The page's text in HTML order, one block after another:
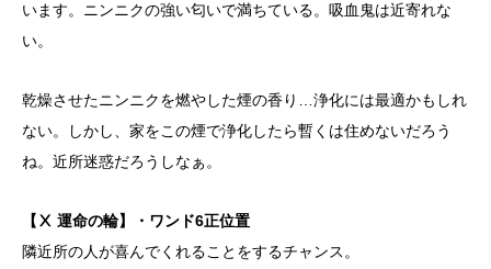
います。ニンニクの強い匂いで満ちている。吸血鬼は近寄れな
い。
乾燥させたニンニクを燃やした煙の香り…浄化には最適かもしれ
ない。しかし、家をこの煙で浄化したら暫くは住めないだろう
ね。近所迷惑だろうしなぁ。
【Ⅹ 運命の輪】・ワンド6正位置
隣近所の人が喜んでくれることをするチャンス。